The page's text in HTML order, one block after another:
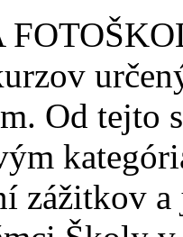
Od tejto
zážitkov